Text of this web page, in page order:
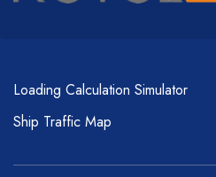
Loading Calculation Simulator
Ship Traffic Map